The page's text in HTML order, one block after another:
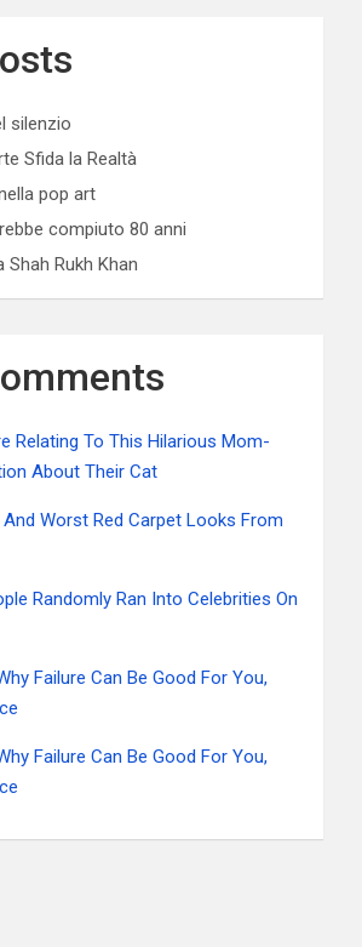
silenzio
Sfida la Realtà
pop art
compiuto 80 anni
Shah Rukh Khan
Relating To This Hilarious Mom-
About Their Cat
Worst Red Carpet Looks From
Randomly Ran Into Celebrities On
Failure Can Be Good For You,
Failure Can Be Good For You,